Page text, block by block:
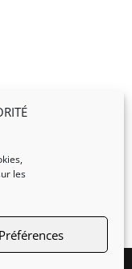
les
Préférences